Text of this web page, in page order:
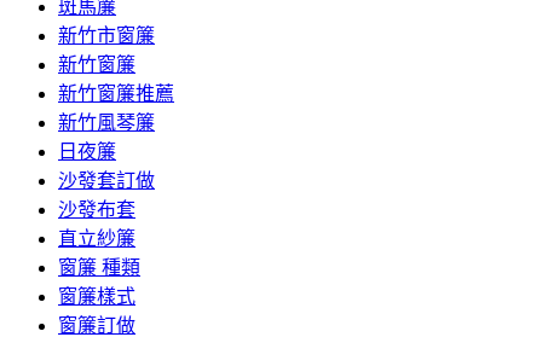
斑馬簾
新竹市窗簾
新竹窗簾
新竹窗簾推薦
新竹風琴簾
日夜簾
沙發套訂做
沙發布套
直立紗簾
窗簾 種類
窗簾樣式
窗簾訂做